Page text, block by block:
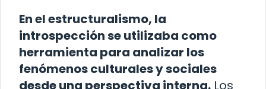
En el estructuralismo, la
introspección se utilizaba como
herramienta para analizar los
fenómenos culturales y sociales
desde una perspectiva interna. Los